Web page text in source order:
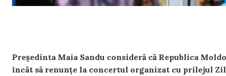
Președinta Maia Sandu consideră că Republica
încât să renunțe la concertul organizat cu prilejul